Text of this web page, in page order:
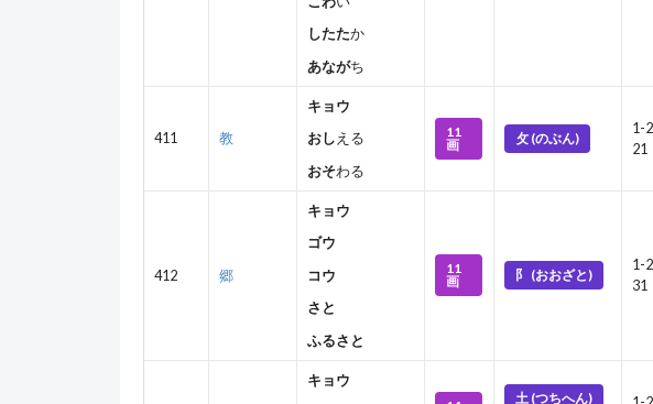
したたか
あながち
411 教
キョウ
おし える
おそわる
11
画
攵 (のぶん)
1-
21
412 郷
キョウ
ゴウ
コウ
さと
ふるさと
11
画
阝 (おおざと)
1-
31
キョウ
土 (つちへん)